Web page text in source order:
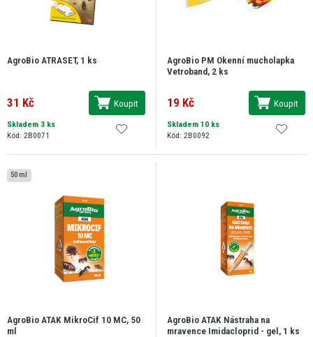
AgroBio ATRASET, 1 ks
31 Kč Koupit
Skladem 3 ks
Kód: 2B0071
AgroBio PM Okenní mucholapka
Vetroband, 2 ks
19 Kč Koupit
Skladem 10 ks
Kód: 2B0092
50 ml
AgroBio ATAK MikroCif 10 MC, 50
ml
AgroBio ATAK Nástraha na
mravence Imidacloprid - gel, 1 ks